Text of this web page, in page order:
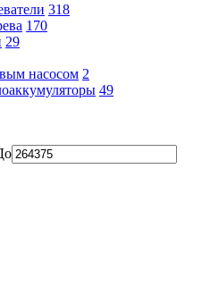
318
170
29
насосом 2
49